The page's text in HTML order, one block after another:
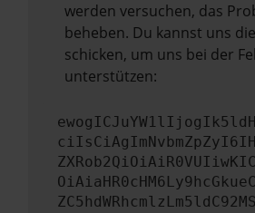
werden versuchen, das
beheben. Du kannst uns
schicken, um uns bei der
unterstützen: